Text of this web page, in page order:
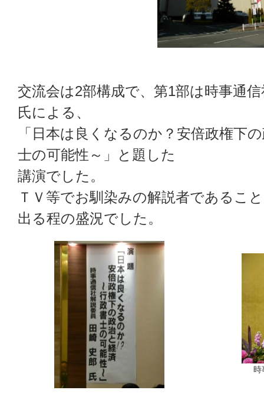
交流会は2部構成で、第1部は時事通
氏による、
「日本は良くなるのか？安倍政権下
士の可能性～」と題した
講演でした。
ＴＶ等でお馴染みの解説者であるこ
出る程の盛況でした。
時